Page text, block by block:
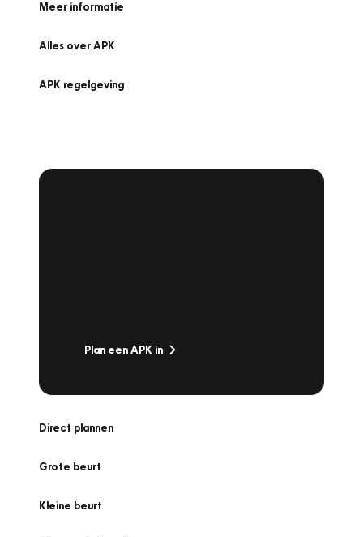
Meer informatie
Alles over APK
APK regelgeving
Plan een APK in
Direct plannen
Grote beurt
Kleine beurt